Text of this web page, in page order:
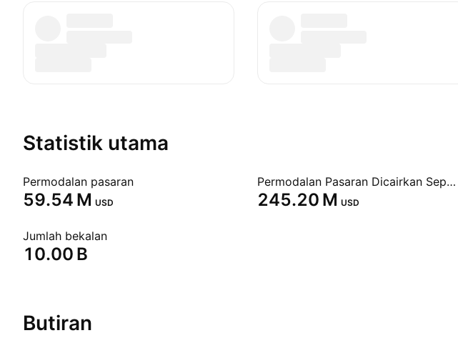
Statistik utama
Permodalan pasaran
‪59.54 M‬ USD
Permodalan Pasaran Dicairkan Sepenuhnya
‪245.20 M‬ USD
Jumlah bekalan
‪10.00 B‬
Butiran